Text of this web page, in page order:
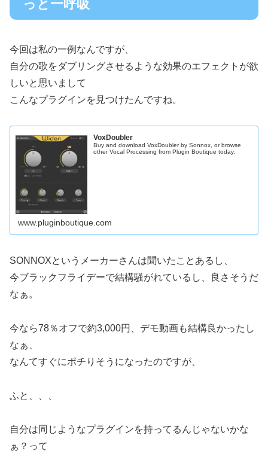
っと一呼吸
今回は私の一例なんですが、
自分の歌をダブリングさせるような効果のエフェクトが欲
しいと思いまして
こんなプラグインを見つけたんですね。
VoxDoubler
Buy and download VoxDoubler by Sonnox, or browse
other Vocal Processing from Plugin Boutique today.
www.pluginboutique.com
SONNOXというメーカーさんは聞いたことあるし、
今ブラックフライデーで結構騒がれているし、良さそうだ
なぁ。
今なら78％オフで約3,000円、デモ動画も結構良かったし
なぁ、
なんてすぐにポチりそうになったのですが、
ふと、、、
自分は同じようなプラグインを持ってるんじゃないかな
ぁ？って